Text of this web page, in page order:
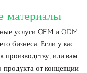
материалы
услуги OEM и ODM
бизнеса. Если у вас
производству, или вам
от концепции